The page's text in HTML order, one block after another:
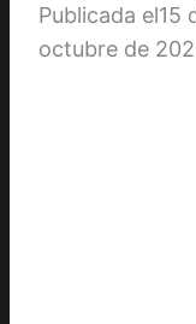
Publicada el15
octubre de